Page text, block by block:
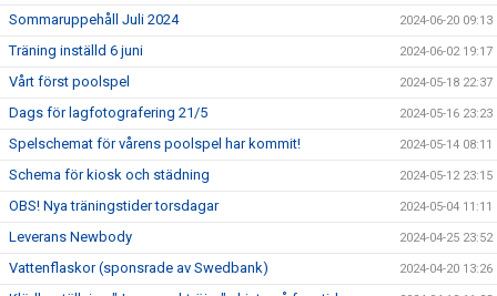
Sommaruppehåll Juli 2024 2024-06-20 09:13
Träning inställd 6 juni 2024-06-02 19:17
Vårt först poolspel 2024-05-18 22:37
Dags för lagfotografering 21/5 2024-05-16 23:23
Spelschemat för vårens poolspel har kommit! 2024-05-14 08:11
Schema för kiosk och städning 2024-05-12 23:15
OBS! Nya träningstider torsdagar 2024-05-04 11:11
Leverans Newbody 2024-04-25 23:52
Vattenflaskor (sponsrade av Swedbank) 2024-04-20 13:26